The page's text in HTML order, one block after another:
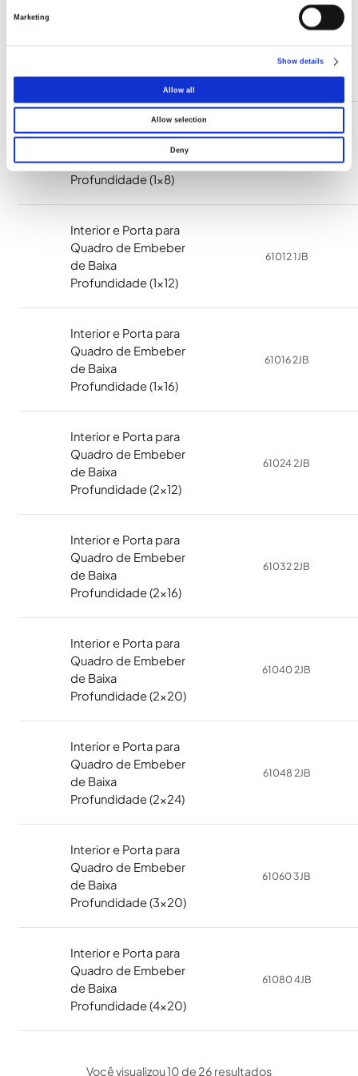
Marketing
Show details
Allow all
Allow selection
Deny
Profundidade (1x4)
61004 1JB
Interior e Porta para
Quadro de Embeber
de Baixa
Profundidade (1x8)
Interior e Porta para
Quadro de Embeber
de Baixa
Profundidade (1x12)
61012 1JB
Interior e Porta para
Quadro de Embeber
de Baixa
Profundidade (1x16)
61016 2JB
Interior e Porta para
Quadro de Embeber
de Baixa
Profundidade (2x12)
61024 2JB
Interior e Porta para
Quadro de Embeber
de Baixa
Profundidade (2x16)
61032 2JB
Interior e Porta para
Quadro de Embeber
de Baixa
Profundidade (2x20)
61040 2JB
Interior e Porta para
Quadro de Embeber
de Baixa
Profundidade (2x24)
61048 2JB
Interior e Porta para
Quadro de Embeber
de Baixa
Profundidade (3x20)
61060 3JB
Interior e Porta para
Quadro de Embeber
de Baixa
Profundidade (4x20)
61080 4JB
Você visualizou 10 de 26 resultados